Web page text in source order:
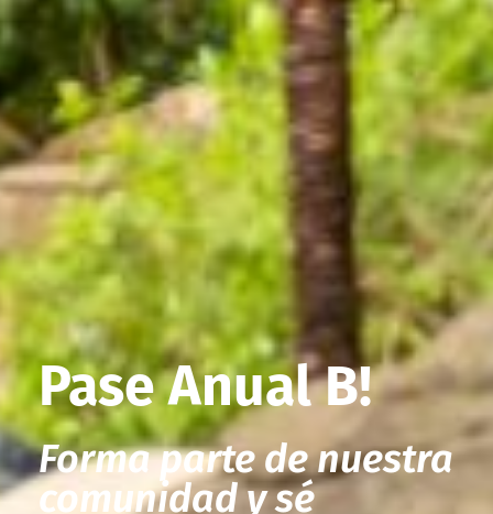
Pase Anual B!
Forma parte de nuestra
comunidad y sé